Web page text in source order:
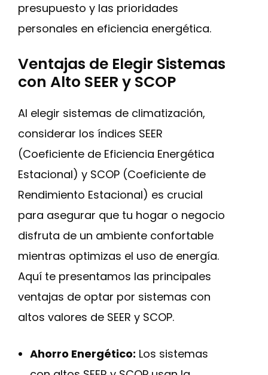
presupuesto y las prioridades
personales en eficiencia energética.
Ventajas de Elegir Sistemas
con Alto SEER y SCOP
Al elegir sistemas de climatización,
considerar los índices SEER
(Coeficiente de Eficiencia Energética
Estacional) y SCOP (Coeficiente de
Rendimiento Estacional) es crucial
para asegurar que tu hogar o negocio
disfruta de un ambiente confortable
mientras optimizas el uso de energía.
Aquí te presentamos las principales
ventajas de optar por sistemas con
altos valores de SEER y SCOP.
Ahorro Energético: Los sistemas